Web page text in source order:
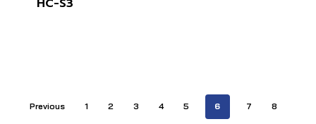
HC-S3
Previous 1 2 3 4 5 6 7 8